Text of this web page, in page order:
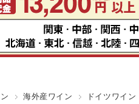
海外産ワイン ドイツワイン